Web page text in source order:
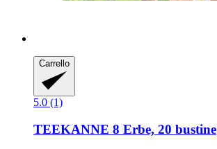
Carrello
5.0 (1)
TEEKANNE 8 Erbe, 20 bustine